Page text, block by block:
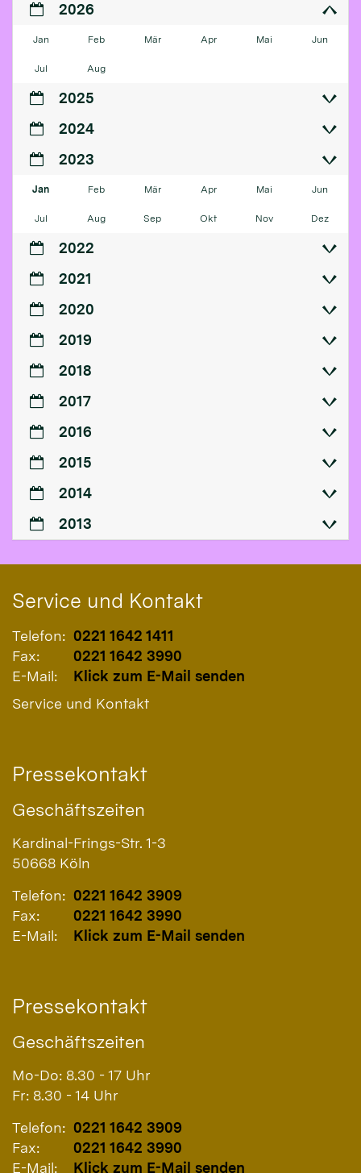
2026
Jan Feb Mär Apr Mai Jun
Jul Aug
2025
2024
2023
Jan Feb Mär Apr Mai Jun
Jul Aug Sep Okt Nov Dez
2022
2021
2020
2019
2018
2017
2016
2015
2014
2013
Service und Kontakt
Telefon: 0221 1642 1411
Fax:
0221 1642 3990
E-Mail:
Klick zum E-Mail senden
Service und Kontakt
Pressekontakt
Geschäftszeiten
Kardinal-Frings-Str. 1-3
50668 Köln
Telefon: 0221 1642 3909
Fax:
0221 1642 3990
E-Mail:
Klick zum E-Mail senden
Pressekontakt
Geschäftszeiten
Mo-Do: 8.30 - 17 Uhr
Fr: 8.30 - 14 Uhr
Telefon: 0221 1642 3909
Fax:
0221 1642 3990
E-Mail:
Klick zum E-Mail senden